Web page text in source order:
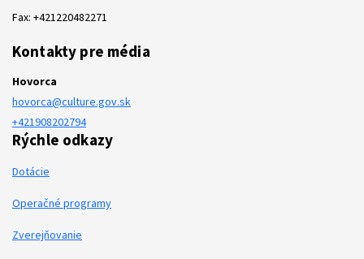
Fax: +421220482271
Kontakty pre média
Hovorca
hovorca@culture.gov.sk
+421908202794
Rýchle odkazy
Dotácie
Operačné programy
Zverejňovanie